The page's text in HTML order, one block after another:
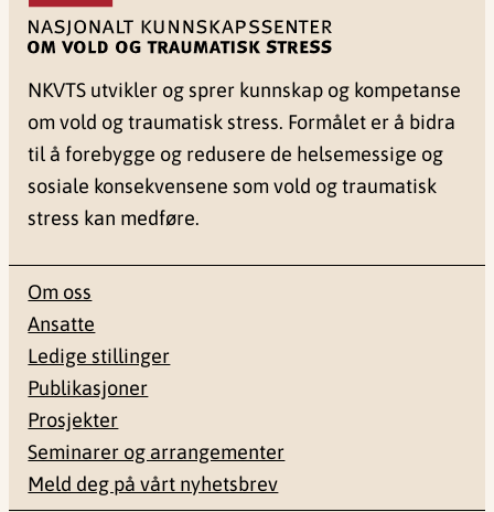
NKVTS utvikler og sprer kunnskap og kompetanse
om vold og traumatisk stress. Formålet er å bidra
til å forebygge og redusere de helsemessige og
sosiale konsekvensene som vold og traumatisk
stress kan medføre.
Om oss
Ansatte
Ledige stillinger
Publikasjoner
Prosjekter
Seminarer og arrangementer
Meld deg på vårt nyhetsbrev